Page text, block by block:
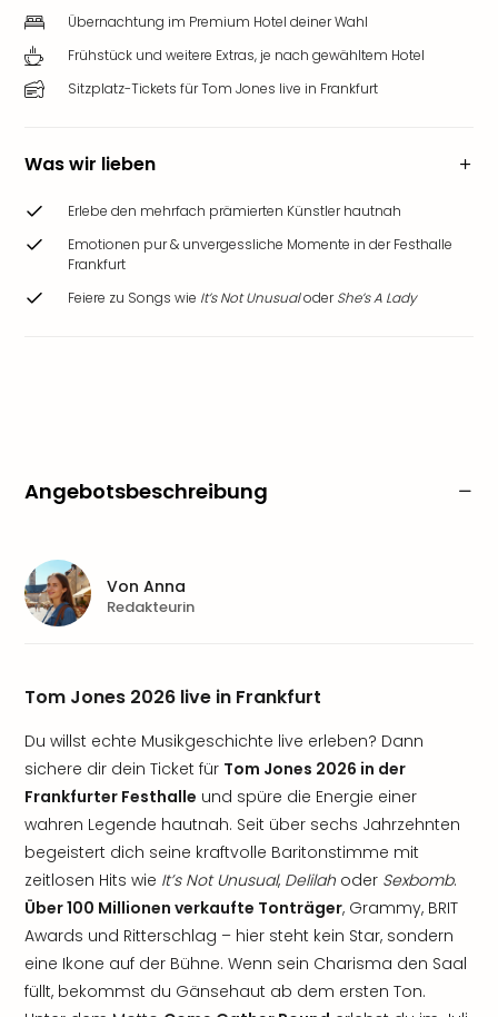
Übernachtung im Premium Hotel deiner Wahl
Frühstück und weitere Extras, je nach gewähltem Hotel
Sitzplatz-Tickets für Tom Jones live in Frankfurt
Was wir lieben
Erlebe den mehrfach prämierten Künstler hautnah
Emotionen pur & unvergessliche Momente in der Festhalle
Frankfurt
Feiere zu Songs wie It’s Not UnusualoderShe’s A Lady
Angebotsbeschreibung
Tom Jones 2026 live in Frankfurt
Du willst echte Musikgeschichte live erleben? Dann
sichere dir dein Ticket für Tom Jones 2026 in der
Frankfurter Festhalle und spüre die Energie einer
wahren Legende hautnah. Seit über sechs Jahrzehnten
begeistert dich seine kraftvolle Baritonstimme mit
zeitlosen Hits wie It’s Not Unusual, Delilah oder Sexbomb.
Über 100 Millionen verkaufte Tonträger, Grammy, BRIT
Awards und Ritterschlag – hier steht kein Star, sondern
eine Ikone auf der Bühne. Wenn sein Charisma den Saal
füllt, bekommst du Gänsehaut ab dem ersten Ton.
Von Anna
Redakteurin